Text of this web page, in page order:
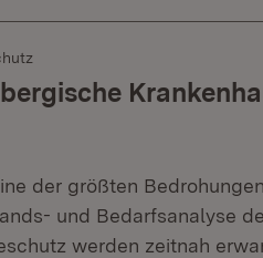
der größten
und Bedarfsanalyse
werden zeitnah